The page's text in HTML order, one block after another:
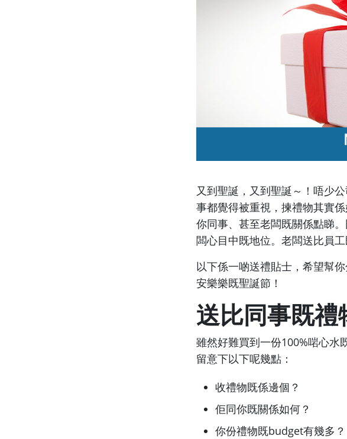
又到聖誕，又到聖誕～！唔少
事都覺得被重視，揀禮物其實
你同事、甚至老闆既關係點睇
闆心目中既地位。老闆送比員
以下係一啲送禮貼士，希望幫
安樂樂既聖誕節！
送比同事既禮
雖然好難買到一份100%啱心水
留意下以下呢幾點：
收禮物既係邊個？
佢同你既關係如何？
你份禮物既budget有幾多？